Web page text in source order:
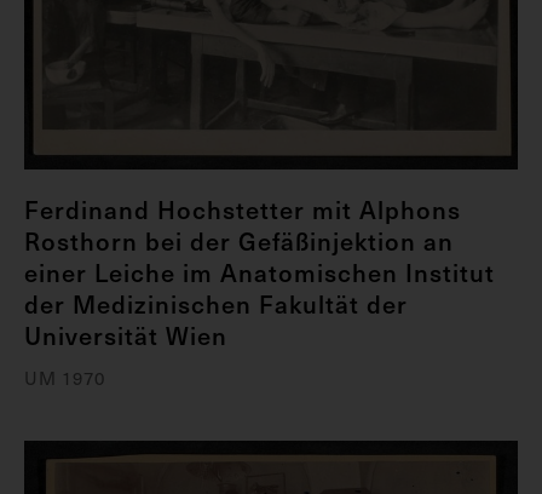
Ferdinand Hochstetter mit Alphons
Rosthorn bei der Gefäßinjektion an
einer Leiche im Anatomischen Institut
der Medizinischen Fakultät der
Universität Wien
UM 1970